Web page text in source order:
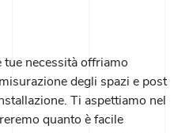
necessità offriamo
degli spazi e post
Ti aspettiamo nel
quanto è facile